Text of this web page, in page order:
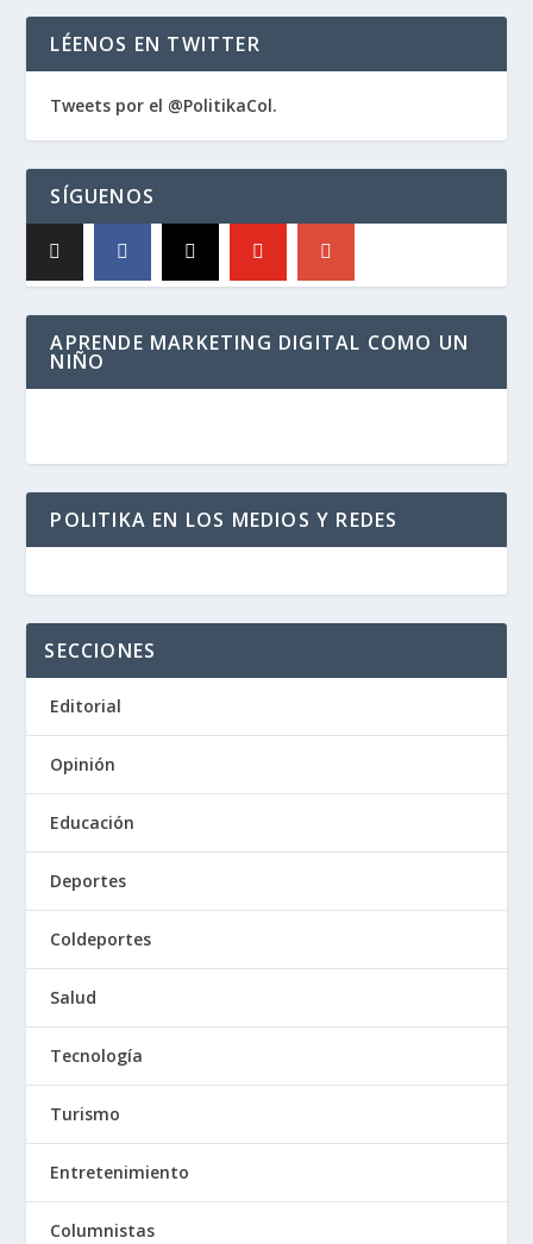
LÉENOS EN TWITTER
Tweets por el @PolitikaCol.
SÍGUENOS
APRENDE MARKETING DIGITAL COMO UN
NIÑO
POLITIKA EN LOS MEDIOS Y REDES
SECCIONES
Editorial
Opinión
Educación
Deportes
Coldeportes
Salud
Tecnología
Turismo
Entretenimiento
Columnistas